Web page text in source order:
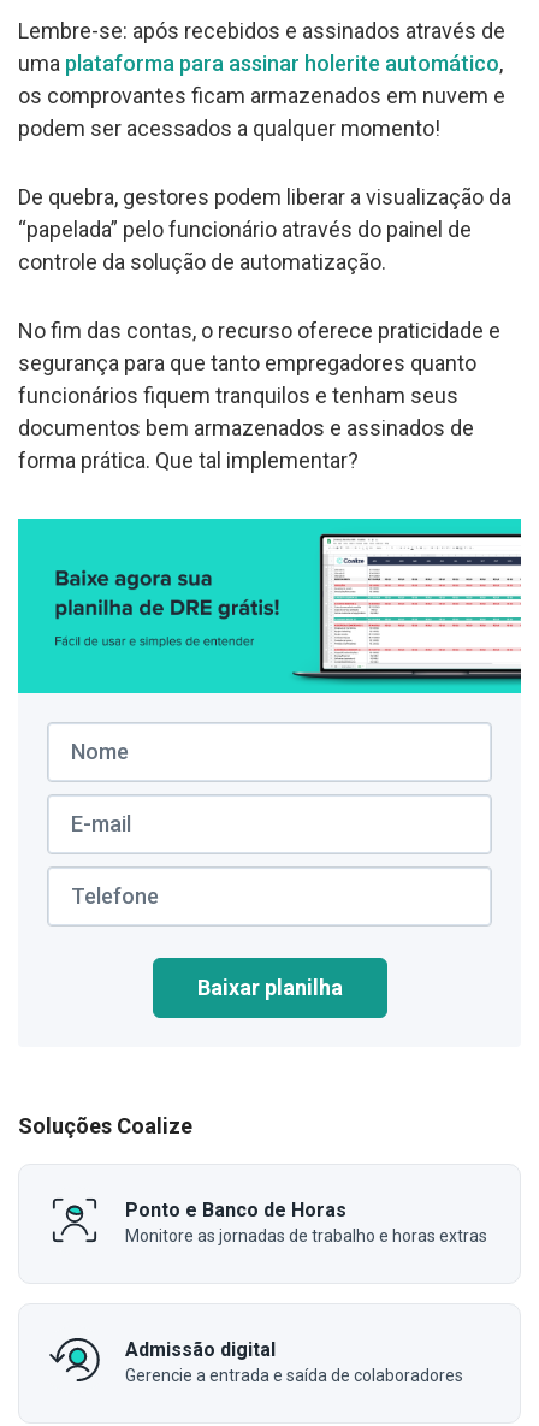
Lembre-se: após recebidos e assinados através de
uma plataforma para assinar holerite automático,
os comprovantes ficam armazenados em nuvem e
podem ser acessados a qualquer momento!
De quebra, gestores podem liberar a visualização da
“papelada” pelo funcionário através do painel de
controle da solução de automatização.
No fim das contas, o recurso oferece praticidade e
segurança para que tanto empregadores quanto
funcionários fiquem tranquilos e tenham seus
documentos bem armazenados e assinados de
forma prática. Que tal implementar?
Baixar planilha
Soluções Coalize
Ponto e Banco de Horas
Monitore as jornadas de trabalho e horas extras
Admissão digital
Gerencie a entrada e saída de colaboradores